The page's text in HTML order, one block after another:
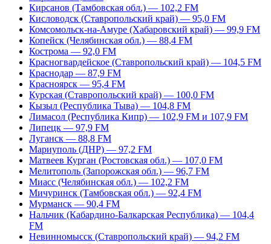
Кирсанов (Тамбовская обл.) — 102,2 FM
Кисловодск (Ставропольский край) — 95,0 FM
Комсомольск-на-Амуре (Хабаровский край) — 99,9 FM
Копейск (Челябинская обл.) — 88,4 FM
Кострома — 92,0 FM
Красногвардейское (Ставропольский край) — 104,5 FM
Краснодар — 87,9 FM
Красноярск — 95,4 FM
Курская (Ставропольский край) — 100,0 FM
Кызыл (Республика Тыва) — 104,8 FM
Лимасол (Республика Кипр) — 102,9 FM и 107,9 FM
Липецк — 97,9 FM
Луганск — 88,8 FM
Мариуполь (ДНР) — 97,2 FM
Матвеев Курган (Ростовская обл.) — 107,0 FM
Мелитополь (Запорожская обл.) — 96,7 FM
Миасс (Челябинская обл.) — 102,2 FM
Мичуринск (Тамбовская обл.) — 92,4 FM
Мурманск — 90,4 FM
Нальчик (Кабардино-Балкарская Республика) — 104,4
FM
Невинномысск (Ставропольский край) — 94,2 FM